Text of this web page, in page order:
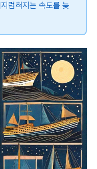
럽혀지는 속도를 늦